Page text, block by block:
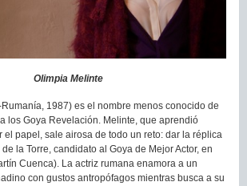
Olimpia Melinte
1987) es el nombre menos conocido de
los Goya Revelación. Melinte, que aprendió
el papel, sale airosa de todo un reto: dar la réplica
la Torre, candidato al Goya de Mejor Actor, en
Cuenca). La actriz rumana enamora a un
con gustos antropófagos mientras busca a su